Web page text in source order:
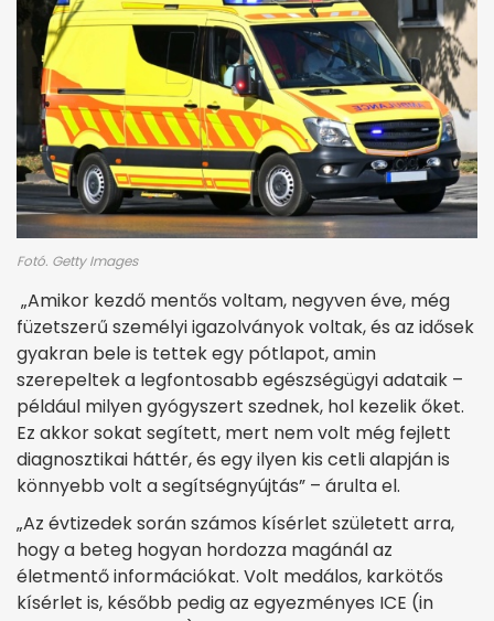
Fotó. Getty Images
„Amikor kezdő mentős voltam, negyven éve, még
füzetszerű személyi igazolványok voltak, és az idősek
gyakran bele is tettek egy pótlapot, amin
szerepeltek a legfontosabb egészségügyi adataik –
például milyen gyógyszert szednek, hol kezelik őket.
Ez akkor sokat segített, mert nem volt még fejlett
diagnosztikai háttér, és egy ilyen kis cetli alapján is
könnyebb volt a segítségnyújtás” – árulta el.
„Az évtizedek során számos kísérlet született arra,
hogy a beteg hogyan hordozza magánál az
életmentő információkat. Volt medálos, karkötős
kísérlet is, később pedig az egyezményes ICE (in